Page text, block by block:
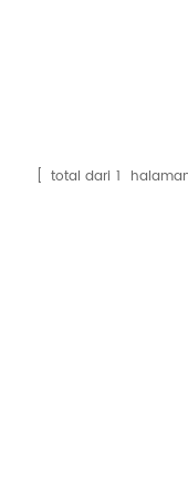
total dari 1